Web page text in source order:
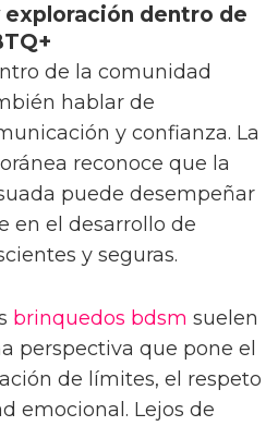
dentro de
de la comunidad
hablar de
y confianza. La
reconoce que la
puede desempeñar
en el desarrollo de
y seguras.
brinquedos bdsm suelen
perspectiva que pone el
de límites, el respeto
emocional. Lejos de